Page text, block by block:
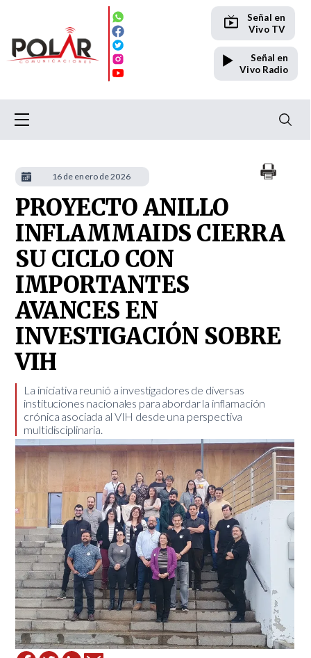
Señal en
Vivo TV
Señal en
Vivo Radio
PROYECTO ANILLO
INFLAMMAIDS CIERRA
SU CICLO CON
IMPORTANTES
AVANCES EN
INVESTIGACIÓN SOBRE
VIH
​La iniciativa reunió a investigadores de diversas
instituciones nacionales para abordar la inflamación
crónica asociada al VIH desde una perspectiva
multidisciplinaria.
16 de enero de 2026